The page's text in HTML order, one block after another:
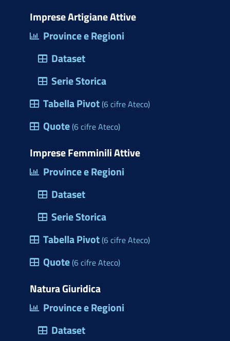
t
t
r
)
d
o
a
r
e
n
a
n
e
t
r
a
o
o
mImprese Artigiane Attive
Province e Regioni
Dataset
Serie Storica
Tabella Pivot(6 cifre Ateco)
Quote(6 cifre Ateco)
Imprese Femminili Attive
Province e Regioni
Dataset
Serie Storica
Tabella Pivot(6 cifre Ateco)
Quote(6 cifre Ateco)
Natura Giuridica
Province e Regioni
Dataset